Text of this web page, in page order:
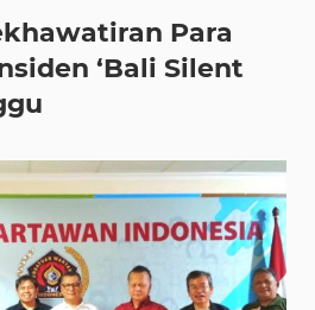
Para
‘Bali Silent